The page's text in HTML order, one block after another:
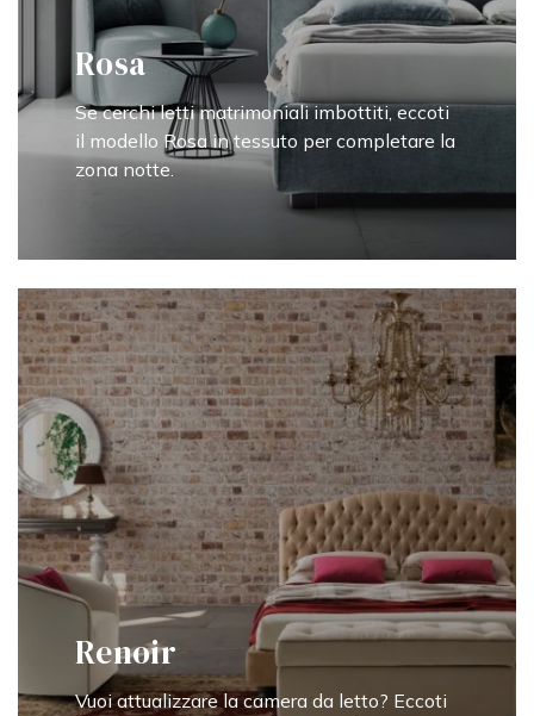
Rosa
Se cerchi letti matrimoniali imbottiti, eccoti
il modello Rosa in tessuto per completare la
zona notte.
Renoir
Vuoi attualizzare la camera da letto? Eccoti